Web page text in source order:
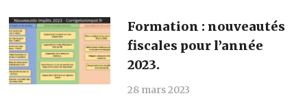
Formation : nouveautés
fiscales pour l’année
2023.
28 mars 2023